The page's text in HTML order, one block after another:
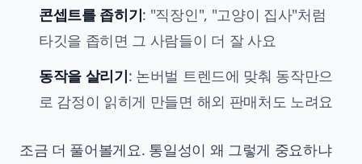
콘셉트를 좁히기: "직장인", "고양이 집사"처럼
타깃을 좁히면 그 사람들이 더 잘 사요
동작을 살리기: 논버벌 트렌드에 맞춰 동작만으
로 감정이 읽히게 만들면 해외 판매처도 노려요
조금 더 풀어볼게요. 통일성이 왜 그렇게 중요하냐